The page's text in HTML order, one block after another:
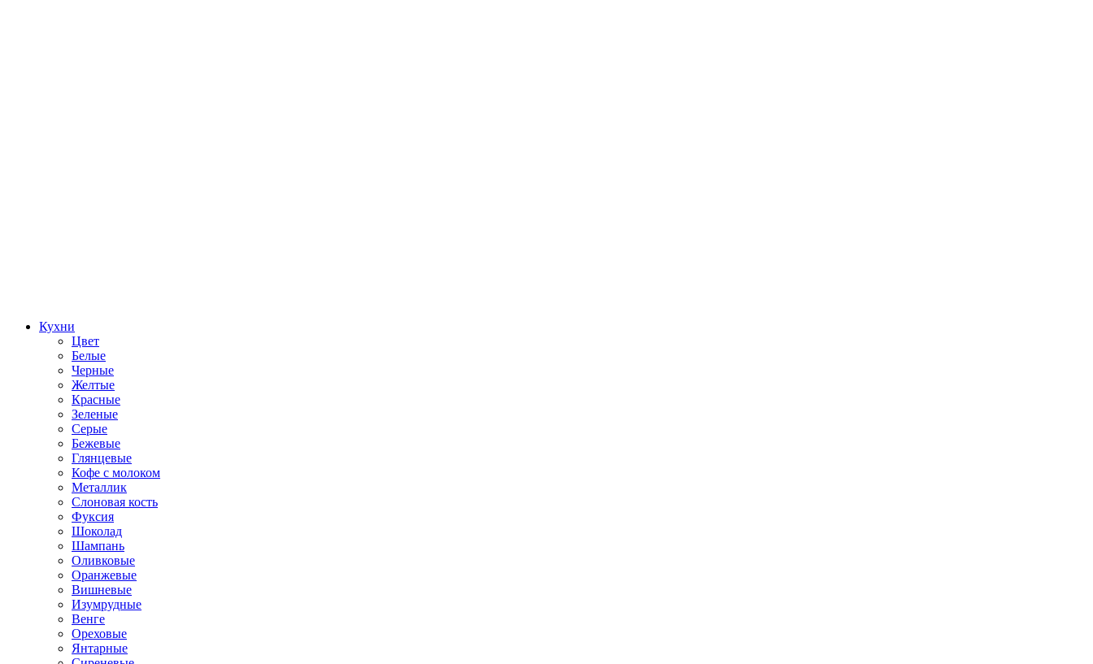
Кухни
Цвет
Белые
Черные
Желтые
Красные
Зеленые
Серые
Бежевые
Глянцевые
Кофе с молоком
Металлик
Слоновая кость
Фуксия
Шоколад
Шампань
Оливковые
Оранжевые
Вишневые
Изумрудные
Венге
Ореховые
Янтарные